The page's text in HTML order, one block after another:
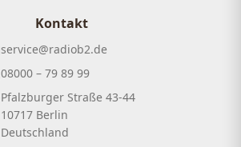
Kontakt
service@radiob2.de
08000 – 79 89 99
Pfalzburger Straße 43-44
10717 Berlin
Deutschland